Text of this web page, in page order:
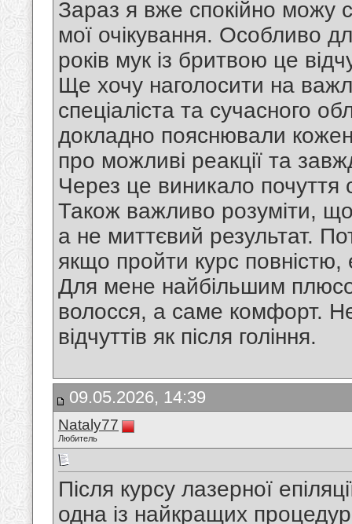
Зараз я вже спокійно можу
мої очікування. Особливо
років мук із бритвою це
Ще хочу наголосити на
спеціаліста та сучасного
докладно пояснювали
про можливі реакції та
Через це виникало почуття
Також важливо розуміти, що
а не миттєвий результат.
якщо пройти курс повністю,
Для мене найбільшим
волосся, а саме комфорт.
відчуттів як після гоління.
09.05.2026, 14:39
Nataly77
Любитель
Після курсу лазерної
одна із найкращих